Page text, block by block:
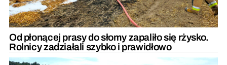
Od płonącej prasy do słomy zapaliło się rżysko.
Rolnicy zadziałali szybko i prawidłowo